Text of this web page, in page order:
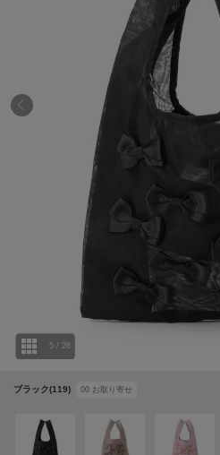
ブラック(119) 00 お取り寄せ
5 / 26